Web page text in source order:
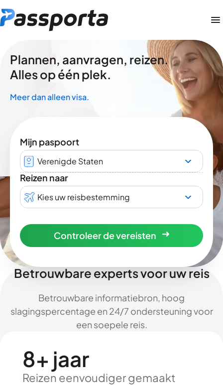
Plannen, aanvragen, reizen.
Alles op één plek.
Meer dan alleen visa.
Mijn paspoort
Verenigde Staten
Reizen naar
Kies uw reisbestemming
Controleer de vereisten
Betrouwbare experts voor uw reis
Betrouwbare informatiebron, hoog
slagingspercentage en 24/7 ondersteuning voor
een soepele reis.
8+ jaar
Reizen eenvoudiger gemaakt